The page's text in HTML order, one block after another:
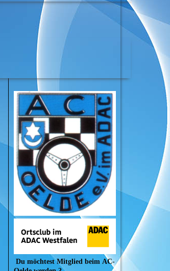
Du möchtest Mitglied beim AC-